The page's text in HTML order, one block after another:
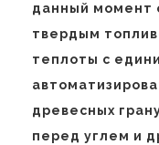
данный момент
твердым
теплоты с
древесных
перед углем и